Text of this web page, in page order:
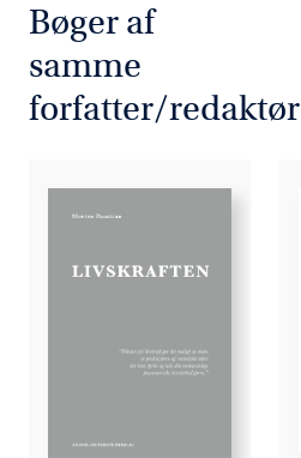
Bøger af
samme
forfatter/redaktør